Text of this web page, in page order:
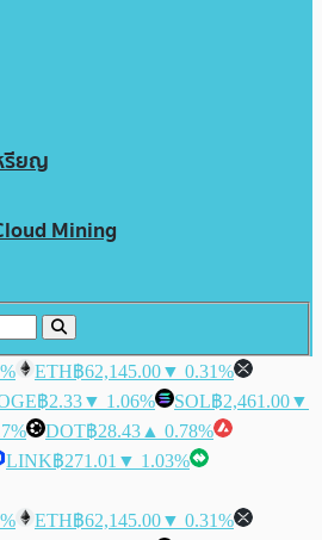
รียญ
Mining
ETH฿62,145.00▼ 0.31%
฿2.33▼ 1.06% SOL฿2,461.00▼
DOT฿28.43 ▲ 0.78%
LINK฿271.01 ▼ 1.03%
ETH฿62,145.00▼ 0.31%